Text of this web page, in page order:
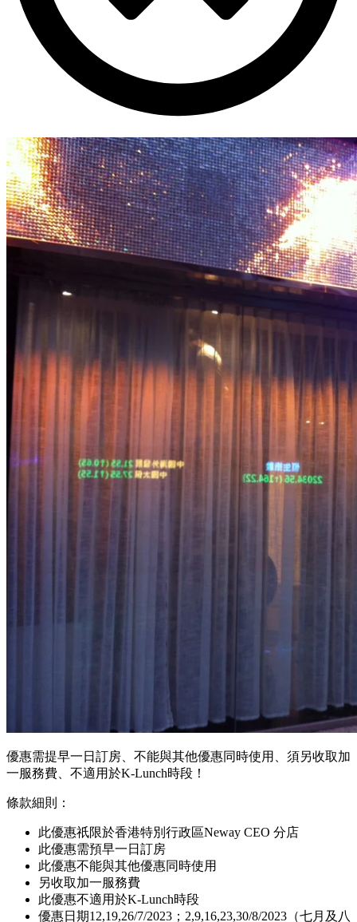
優惠需提早一日訂房、不能與其他優惠同時使用、須另收取加
一服務費、不適用於K-Lunch時段！
條款細則：
此優惠祇限於香港特別行政區Neway CEO 分店
此優惠需預早一日訂房
此優惠不能與其他優惠同時使用
另收取加一服務費
此優惠不適用於K-Lunch時段
優惠日期12,19,26/7/2023；2,9,16,23,30/8/2023（七月及八